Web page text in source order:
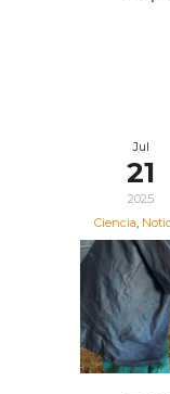
Jul
21
2025
Ciencia,